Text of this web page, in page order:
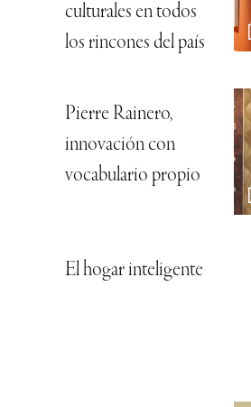
culturales en todos
los rincones del país
Pierre Rainero,
innovación con
vocabulario propio
El hogar inteligente